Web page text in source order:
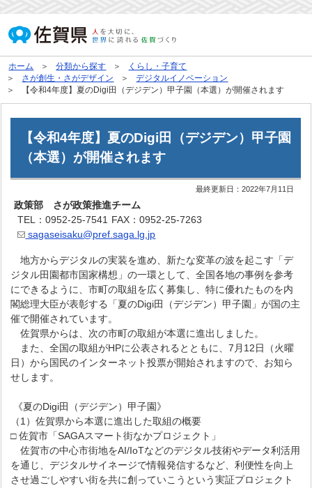
ホーム 分類から探す
くらし・子育て
さが創生・さがデザイン
デジタルイノベーション
【令和4年度】夏のDigi田（デジデン）甲子園（本選）が開催されます
【令和4年度】夏のDigi田（デジデン）甲子園
（本選）が開催されます
最終更新日：2022年7月11日
政策部 さが政策推進チーム
TEL：0952-25-7541 FAX：0952-25-7263
sagaseisaku@pref.saga.lg.jp
地方からデジタルの実装を進め、新たな変革の波を起こす「デ
ジタル田園都市国家構想」の一環として、全国各地の事例を参考
にできるように、市町の取組を広く募集し、特に優れたものを内
閣総理大臣が表彰する「夏のDigi田（デジデン）甲子園」が国の主
催で開催されています。
佐賀県からは、次の市町の取組が本選に進出しました。
また、全国の取組がHPに公表されるとともに、7月12日（火曜
日）から国民のインターネット投票が開始されますので、お知ら
せします。
《夏のDigi田（デジデン）甲子園》
（1）佐賀県から本選に進出した取組の概要
□ 佐賀市「SAGAスマート街なかプロジェクト」
佐賀市の中心市街地をAI/IoTなどのデジタル技術やデータ利活用
を通じ、デジタルサイネージで情報発信するなど、利便性を向上
させ過ごしやすい街を共に創っていこうという実証プロジェクト